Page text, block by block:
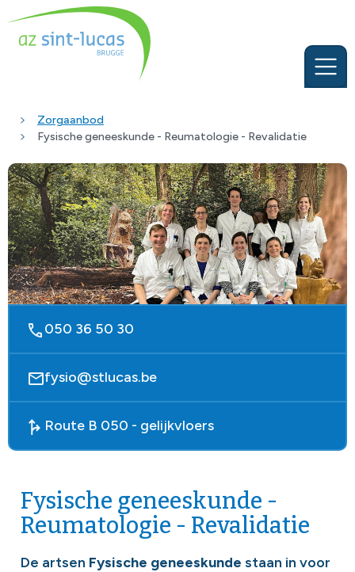
Zorgaanbod
Fysische geneeskunde - Reumatologie - Revalidatie
050 36 50 30
fysio@stlucas.be
Route B 050 - gelijkvloers
Fysische geneeskunde -
Reumatologie - Revalidatie
De artsen Fysische geneeskunde staan in voor